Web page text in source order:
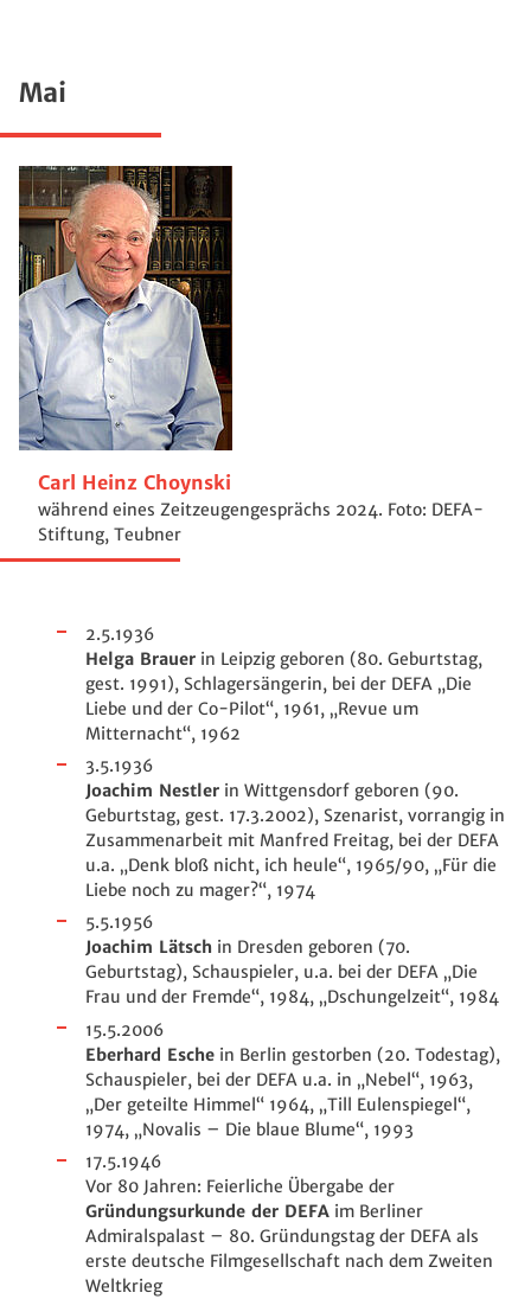
Mai
Carl Heinz Choynski
während eines Zeitzeugengesprächs 2024. Foto: DEFA-
Stiftung, Teubner
2.5.1936
Helga Brauer in Leipzig geboren (80. Geburtstag,
gest. 1991), Schlagersängerin, bei der DEFA „Die
Liebe und der Co-Pilot“, 1961, „Revue um
Mitternacht“, 1962
3.5.1936
Joachim Nestler in Wittgensdorf geboren (90.
Geburtstag, gest. 17.3.2002), Szenarist, vorrangig in
Zusammenarbeit mit Manfred Freitag, bei der DEFA
u.a. „Denk bloß nicht, ich heule“, 1965/90, „Für die
Liebe noch zu mager?“, 1974
5.5.1956
Joachim Lätsch in Dresden geboren (70.
Geburtstag), Schauspieler, u.a. bei der DEFA „Die
Frau und der Fremde“, 1984, „Dschungelzeit“, 1984
15.5.2006
Eberhard Esche in Berlin gestorben (20. Todestag),
Schauspieler, bei der DEFA u.a. in „Nebel“, 1963,
„Der geteilte Himmel“ 1964, „Till Eulenspiegel“,
1974, „Novalis – Die blaue Blume“, 1993
17.5.1946
Vor 80 Jahren: Feierliche Übergabe der
Gründungsurkunde der DEFA im Berliner
Admiralspalast – 80. Gründungstag der DEFA als
erste deutsche Filmgesellschaft nach dem Zweiten
Weltkrieg